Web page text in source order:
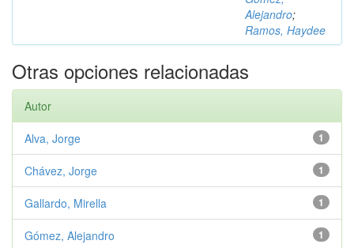
Alejandro;
Ramos, Haydee
Otras opciones relacionadas
Autor
1
Alva, Jorge
1
Chávez, Jorge
1
Gallardo, Mirella
1
Gómez, Alejandro